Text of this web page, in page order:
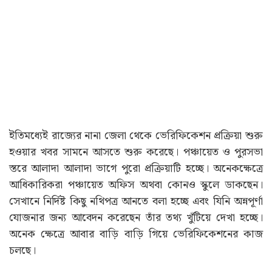
ইতিমধ্যেই রাজ্যের নানা জেলা থেকে ভেরিফিকেশন প্রক্রিয়া শুরু
হওয়ার খবর সামনে আসতে শুরু করেছে। পঞ্চায়েত ও পুরসভা
স্তরে আলাদা আলাদা ভাগে পুরো প্রক্রিয়াটি হচ্ছে। অনেকক্ষেত্রে
আধিকারিকরা পঞ্চায়েত অফিস অথবা কোনও স্কুলে ডাকছেন।
সেখানে নির্দিষ্ট কিছু নথিপত্র আনতে বলা হচ্ছে এবং যিনি অন্নপূর্ণা
যোজনার জন্য আবেদন করেছেন তাঁর তথ্য খুঁটিয়ে দেখা হচ্ছে।
অনেক ক্ষেত্রে আবার বাড়ি বাড়ি গিয়ে ভেরিফিকেশনের কাজ
চলছে।